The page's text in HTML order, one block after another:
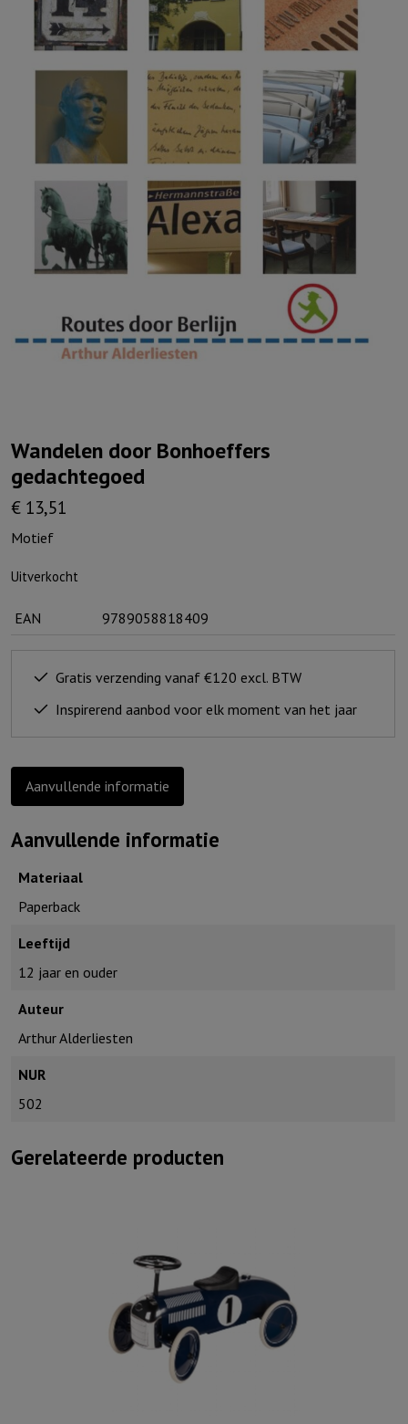
Wandelen door Bonhoeffers
gedachtegoed
€ 13,51
Motief
Uitverkocht
EAN 9789058818409
Gratis verzending vanaf €120 excl. BTW
Inspirerend aanbod voor elk moment van het jaar
Aanvullende informatie
Aanvullende informatie
Materiaal
Paperback
Leeftijd
12 jaar en ouder
Auteur
Arthur Alderliesten
NUR
502
Gerelateerde producten